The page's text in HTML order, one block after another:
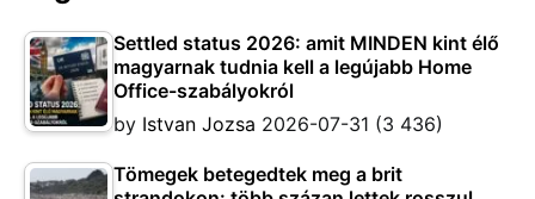
Settled status 2026: amit MINDEN kint élő
magyarnak tudnia kell a legújabb Home
Office-szabályokról
by Istvan Jozsa 2026-07-31 (3 436)
Tömegek betegedtek meg a brit